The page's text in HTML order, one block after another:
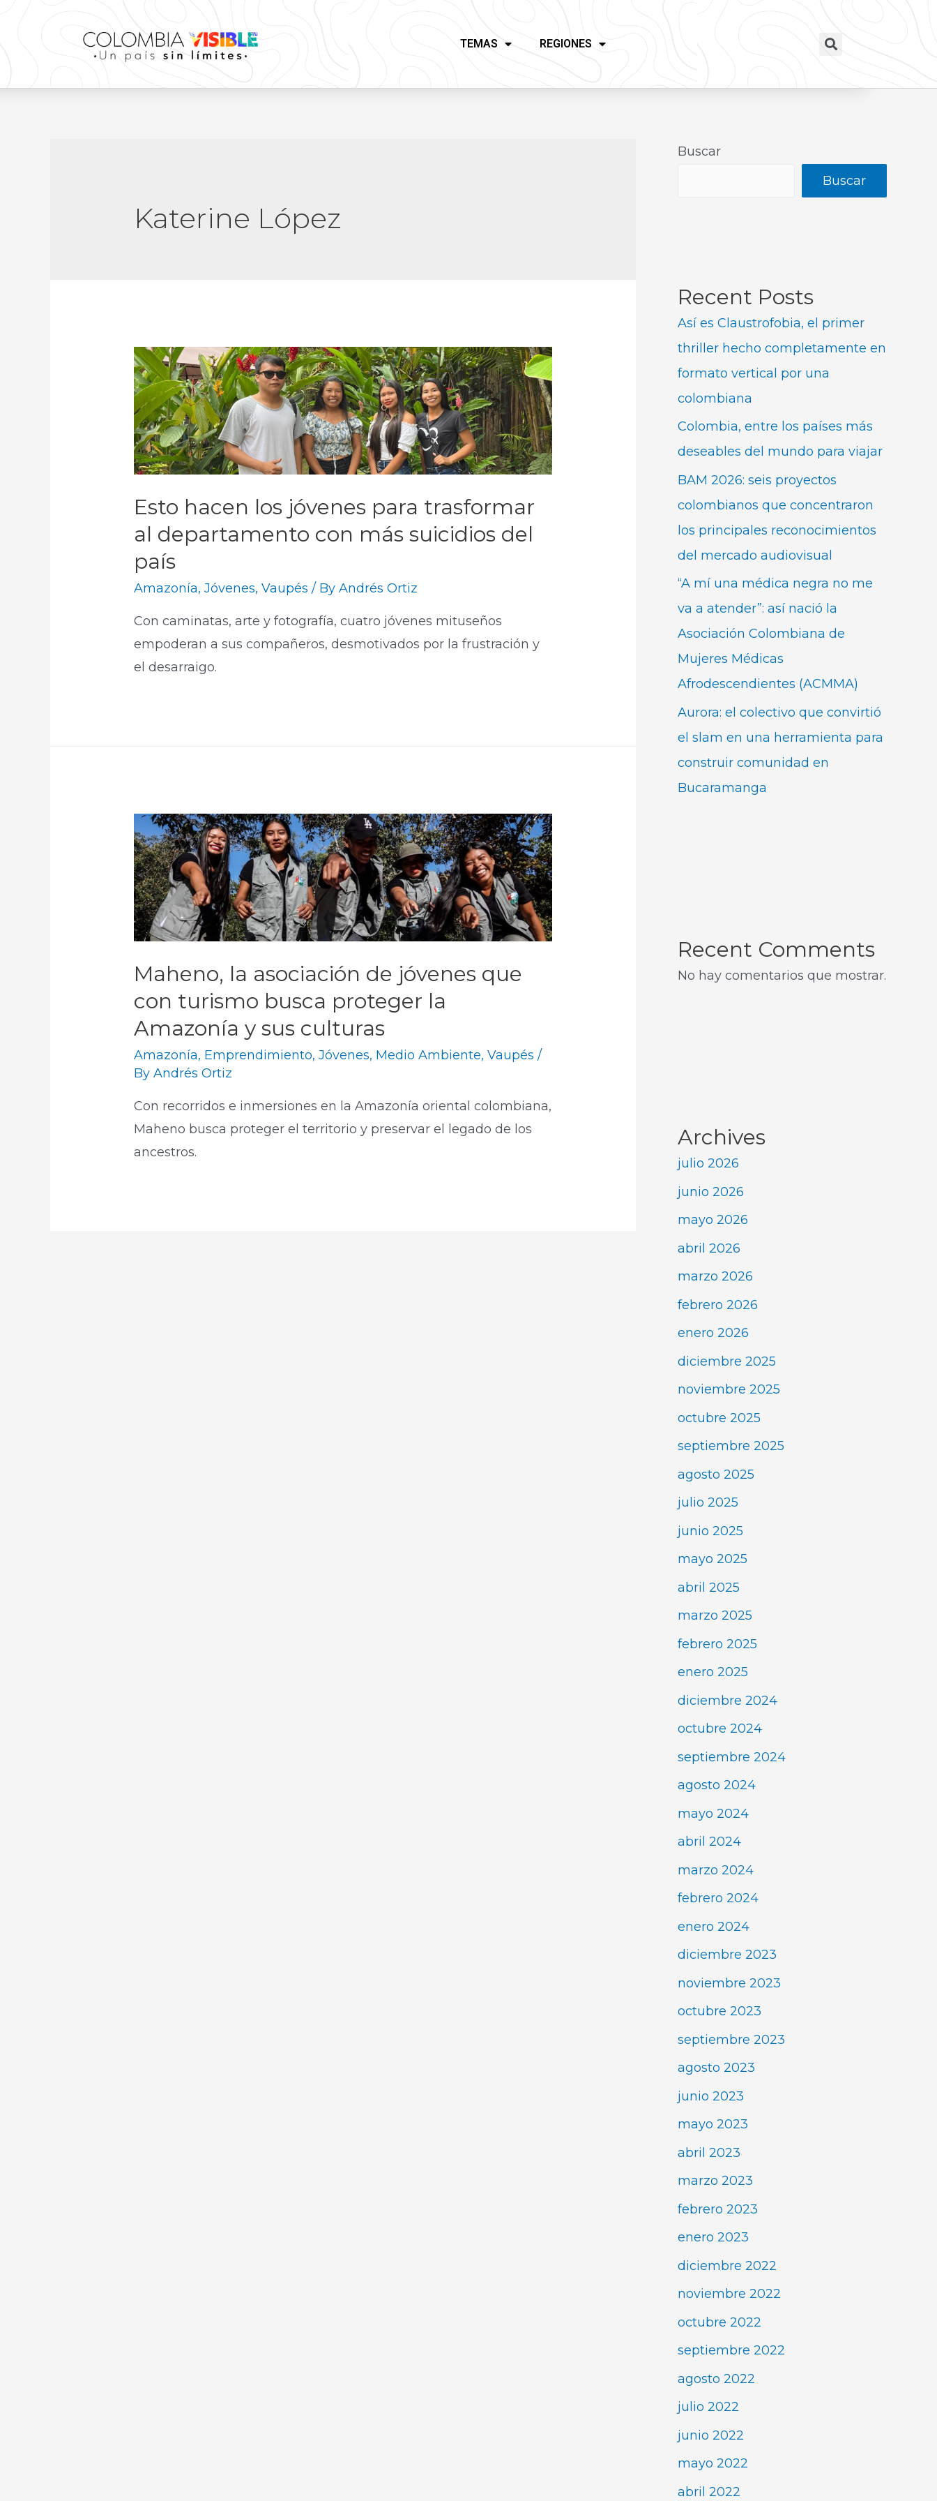
TEMAS REGIONES
Katerine López
Esto hacen los jóvenes para trasformar
al departamento con más suicidios del
país
Amazonía,Jóvenes,Vaupés / ByAndrés Ortiz
Con caminatas, arte y fotografía, cuatro jóvenes mituseños
empoderan a sus compañeros, desmotivados por la frustración y
el desarraigo.
Maheno, la asociación de jóvenes que
con turismo busca proteger la
Amazonía y sus culturas
Amazonía, Emprendimiento,Jóvenes, Medio Ambiente,Vaupés /
ByAndrés Ortiz
Con recorridos e inmersiones en la Amazonía oriental colombiana,
Maheno busca proteger el territorio y preservar el legado de los
ancestros.
Buscar
Buscar
Recent Posts
Así es Claustrofobia, el primer
thriller hecho completamente en
formato vertical por una
colombiana
Colombia, entre los países más
deseables del mundo para viajar
BAM 2026: seis proyectos
colombianos que concentraron
los principales reconocimientos
del mercado audiovisual
“A mí una médica negra no me
va a atender”: así nació la
Asociación Colombiana de
Mujeres Médicas
Afrodescendientes (ACMMA)
Aurora: el colectivo que convirtió
el slam en una herramienta para
construir comunidad en
Bucaramanga
Recent Comments
No hay comentarios que mostrar.
Archives
julio 2026
junio 2026
mayo 2026
abril 2026
marzo 2026
febrero 2026
enero 2026
diciembre 2025
noviembre 2025
octubre 2025
septiembre 2025
agosto 2025
julio 2025
junio 2025
mayo 2025
abril 2025
marzo 2025
febrero 2025
enero 2025
diciembre 2024
octubre 2024
septiembre 2024
agosto 2024
mayo 2024
abril 2024
marzo 2024
febrero 2024
enero 2024
diciembre 2023
noviembre 2023
octubre 2023
septiembre 2023
agosto 2023
junio 2023
mayo 2023
abril 2023
marzo 2023
febrero 2023
enero 2023
diciembre 2022
noviembre 2022
octubre 2022
septiembre 2022
agosto 2022
julio 2022
junio 2022
mayo 2022
abril 2022